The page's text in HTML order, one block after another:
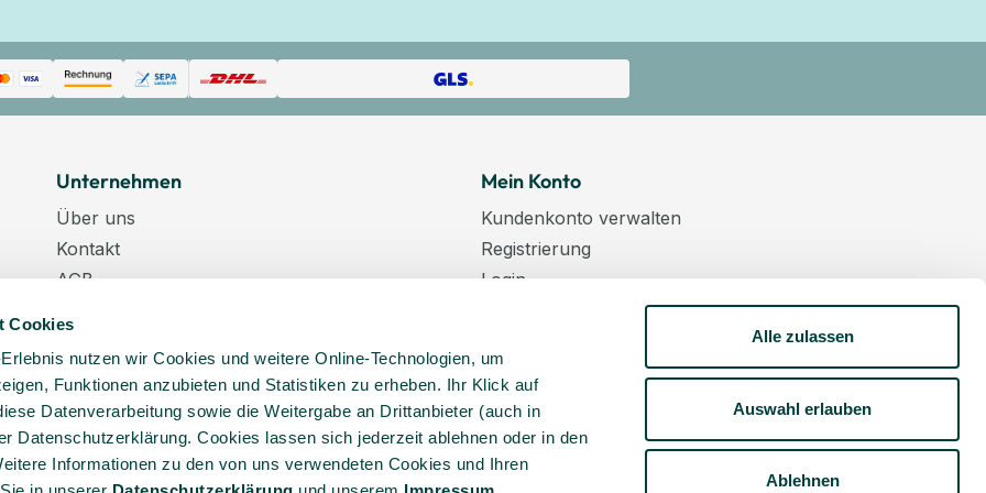
Cookies
nutzen wir Cookies und weitere Online-Technologien, um
Funktionen anzubieten und Statistiken zu erheben. Ihr Klick auf
Datenverarbeitung sowie die Weitergabe an Drittanbieter (auch in
Datenschutzerklärung. Cookies lassen sich jederzeit ablehnen oder in den
Informationen zu den von uns verwendeten Cookies und Ihren
Alle zulassen
Auswahl erlauben
Ablehnen
Unternehmen
Über uns
Kontakt
AGB
Karriere
Veranstaltungstermine
Lieferkette
Mein Konto
Kundenkonto verwalten
Registrierung
Login
Kundenkonto aktivieren